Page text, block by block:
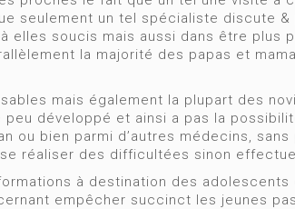
seulement un tel spécialiste discute
elles soucis mais aussi dans être plus
la majorité des papas et
mais également la plupart des
développé et ainsi a pas la
ou bien parmi d’autres médecins,
réaliser des difficultées sinon
à destination des
empêcher succinct les jeunes